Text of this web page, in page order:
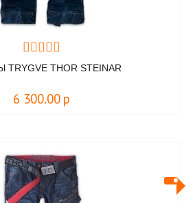
THOR STEINAR
6 300.00 р